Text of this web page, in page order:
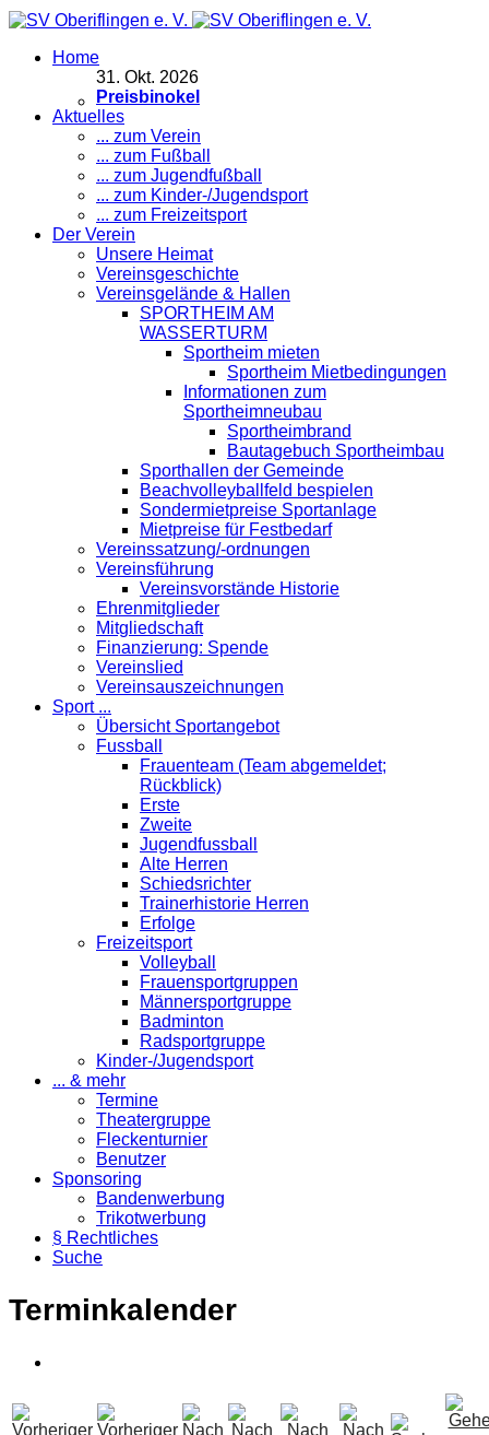
Home
31. Okt. 2026
Preisbinokel
Aktuelles
... zum Verein
... zum Fußball
... zum Jugendfußball
... zum Kinder-/Jugendsport
... zum Freizeitsport
Der Verein
Unsere Heimat
Vereinsgeschichte
Vereinsgelände & Hallen
SPORTHEIM AM
WASSERTURM
Sportheim mieten
Sportheim Mietbedingungen
Informationen zum
Sportheimneubau
Sportheimbrand
Bautagebuch Sportheimbau
Sporthallen der Gemeinde
Beachvolleyballfeld bespielen
Sondermietpreise Sportanlage
Mietpreise für Festbedarf
Vereinssatzung/-ordnungen
Vereinsführung
Vereinsvorstände Historie
Ehrenmitglieder
Mitgliedschaft
Finanzierung: Spende
Vereinslied
Vereinsauszeichnungen
Sport ...
Übersicht Sportangebot
Fussball
Frauenteam (Team abgemeldet;
Rückblick)
Erste
Zweite
Jugendfussball
Alte Herren
Schiedsrichter
Trainerhistorie Herren
Erfolge
Freizeitsport
Volleyball
Frauensportgruppen
Männersportgruppe
Badminton
Radsportgruppe
Kinder-/Jugendsport
... & mehr
Termine
Theatergruppe
Fleckenturnier
Benutzer
Sponsoring
Bandenwerbung
Trikotwerbung
§ Rechtliches
Suche
Terminkalender